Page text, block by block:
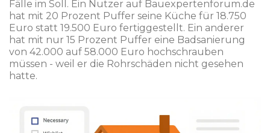
Fälle im Soll. Ein Nutzer auf Bauexpertenforum.de
hat mit 20 Prozent Puffer seine Küche für 18.750
Euro statt 19.500 Euro fertiggestellt. Ein anderer
hat mit nur 15 Prozent Puffer eine Badsanierung
von 42.000 auf 58.000 Euro hochschrauben
müssen - weil er die Rohrschäden nicht gesehen
hatte.